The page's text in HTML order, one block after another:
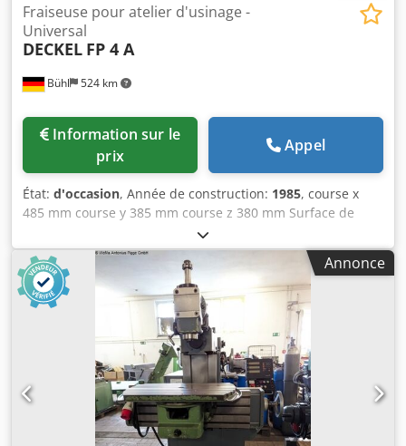
Bühl 524 km
Fraiseuse pour atelier d'usinage -
Universal
DECKEL FP 4 A
prix
Appel
État: d'occasion, Année de construction: 1985, course x
485 mm course y 385 mm course z 380 mm Surface de
serrage de la table 800 x 460 mm Logement de broche SK
40 Commande CONTOUR 1 Vitesses de broche 50 - 2500
tr/min Avances 10 - 1000 mm/min Avance rapide 2 m/min
Chodpfx Aetqqllspnja Charge de la table 600 kg Course du
fourreau 80 mm Puissance totale requise 7,5 kW Poids de
la machine env. 2,0 t Dimensions L x l x H 2,4 x 1,7 x 1,98 m
Tête verticale avec serrage d'outil hydr. et fourreau
extensible, table fixe, dispositif d'arrosage - Déplacement
de X/Y/Z également possible par volants -
Annonce